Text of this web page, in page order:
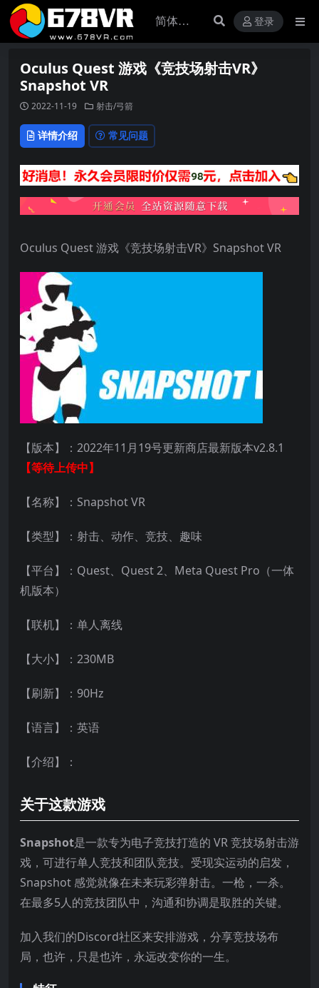
登录
Oculus Quest 游戏《竞技场射击VR》
Snapshot VR
2022-11-19 射击/弓箭
详情介绍 常见问题
Oculus Quest 游戏《竞技场射击VR》Snapshot VR
【版本】：2022年11月19号更新商店最新版本v2.8.1
【等待上传中】
【名称】：Snapshot VR
【类型】：射击、动作、竞技、趣味
【平台】：Quest、Quest 2、Meta Quest Pro（一体
机版本）
【联机】：单人离线
【大小】：230MB
【刷新】：90Hz
【语言】：英语
【介绍】：
关于这款游戏
Snapshot是一款专为电子竞技打造的 VR 竞技场射击游
戏，可进行单人竞技和团队竞技。受现实运动的启发，
Snapshot 感觉就像在未来玩彩弹射击。一枪，一杀。
在最多5人的竞技团队中，沟通和协调是取胜的关键。
加入我们的Discord社区来安排游戏，分享竞技场布
局，也许，只是也许，永远改变你的一生。